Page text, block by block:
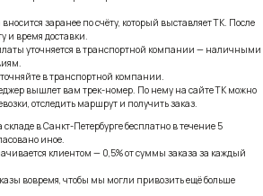
заранее по счёту, который выставляет ТК. После
и время доставки.
уточняется в транспортной компании — наличными
в транспортной компании.
вышлет вам трек-номер. По нему на сайте ТК можно
отследить маршрут и получить заказ.
в Санкт-Петербурге бесплатно в течение 5
иное.
клиентом — 0,5% от суммы заказа за каждый
вовремя, чтобы мы могли привозить ещё больше